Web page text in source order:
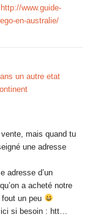
http://www.guide-
en-australie/
un autre etat
mais quand tu
une adresse
adresse d’un
a acheté notre
fout un peu
ici si besoin : htt…